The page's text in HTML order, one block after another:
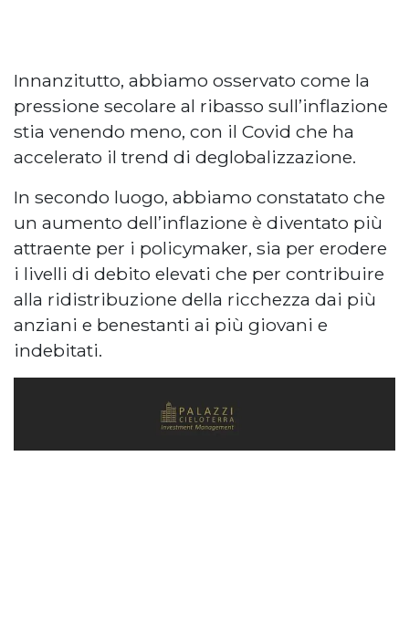
Innanzitutto, abbiamo osservato come la
pressione secolare al ribasso sull’inflazione
stia venendo meno, con il Covid che ha
accelerato il trend di deglobalizzazione.
In secondo luogo, abbiamo constatato che
un aumento dell’inflazione è diventato più
attraente per i policymaker, sia per erodere
i livelli di debito elevati che per contribuire
alla ridistribuzione della ricchezza dai più
anziani e benestanti ai più giovani e
indebitati.